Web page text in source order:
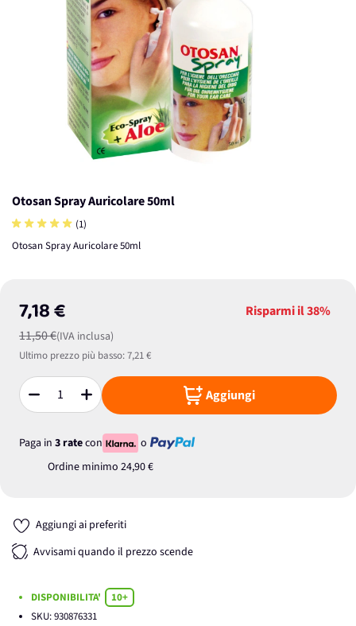
Otosan Spray Auricolare 50ml
(1)
Otosan Spray Auricolare 50ml
7,18 €
11,50 €(IVA inclusa)
Risparmi il38%
Ultimo prezzo più basso:7,21 €
Quantità Aggiungi
Paga in 3 ratecon
o
Ordine minimo 24,90 €
Aggiungi ai preferiti
Avvisami quando il prezzo scende
DISPONIBILITA'
10+
SKU:930876331